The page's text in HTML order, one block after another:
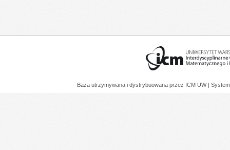
Baza utrzymywana i dystrybuowana przez ICM UW |